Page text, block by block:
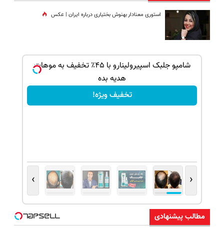
استوری معنادار بهنوش بختیاری درباره ایران | عکس
شامپو جلبک اسپیرولینارو با ۴۵٪ تخفیف به موهات
هدیه بده
تخفیف ویژه!
‹
›
مطالب پیشنهادی